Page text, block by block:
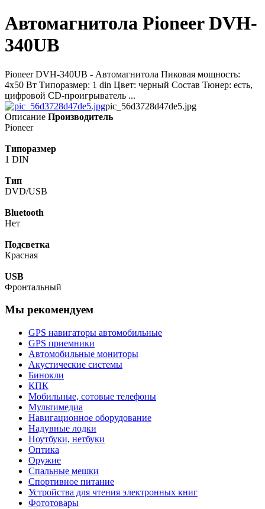
Автомагнитола Pioneer DVH-
340UB
Pioneer DVH-340UB - Автомагнитола Пиковая мощность:
4x50 Вт Типоразмер: 1 din Цвет: черный Состав Тюнер: есть,
цифровой CD-проигрыватель ...
pic_56d3728d47de5.jpg
Описание Производитель
Pioneer
Типоразмер
1 DIN
Тип
DVD/USB
Bluetooth
Нет
Подсветка
Красная
USB
Фронтальный
Мы рекомендуем
GPS навигаторы автомобильные
GPS приемники
Автомобильные мониторы
Акустические системы
Бинокли
КПК
Мобильные, сотовые телефоны
Мультимедиа
Навигационное оборудование
Надувные лодки
Ноутбуки, нетбуки
Оптика
Оружие
Спальные мешки
Спортивное питание
Устройства для чтения электронных книг
Фототовары